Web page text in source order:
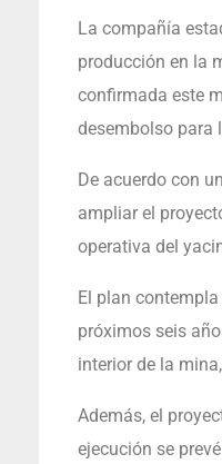
La compañía
producción en la
confirmada este
desembolso para
De acuerdo con
ampliar el
operativa del
El plan
próximos seis
interior de la
Además, el
ejecución se